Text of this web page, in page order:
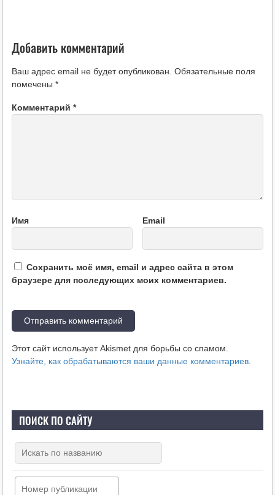
Добавить комментарий
Ваш адрес email не будет опубликован. Обязательные поля
помечены *
Комментарий *
Имя Email
Сохранить моё имя, email и адрес сайта в этом
браузере для последующих моих комментариев.
Этот сайт использует Akismet для борьбы со спамом.
Узнайте, как обрабатываются ваши данные комментариев.
ПОИСК ПО САЙТУ